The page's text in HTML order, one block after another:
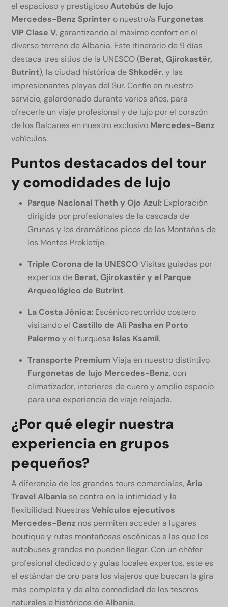
el espacioso y prestigiosoAutobús de lujo
Mercedes-Benz Sprinter o nuestro/a Furgonetas
VIP Clase V, garantizando el máximo confort en el
diverso terreno de Albania. Este itinerario de 9 días
destaca tres sitios de la UNESCO (Berat, Gjirokastër,
Butrint), la ciudad histórica de Shkodër, y las
impresionantes playas del Sur. Confíe en nuestro
servicio, galardonado durante varios años, para
ofrecerle un viaje profesional y de lujo por el corazón
de los Balcanes en nuestro exclusivo Mercedes-Benz
vehículos.
Puntos destacados del tour
y comodidades de lujo
Parque Nacional Theth y Ojo Azul: Exploración
dirigida por profesionales de la cascada de
Grunas y los dramáticos picos de las Montañas de
los Montes Prokletije.
Triple Corona de la UNESCO Visitas guiadas por
expertos de Berat, Gjirokastër y el Parque
Arqueológico de Butrint.
La Costa Jónica: Escénico recorrido costero
visitando el Castillo de Alí Pasha en Porto
Palermo y el turquesa Islas Ksamil.
Transporte Premium Viaja en nuestro distintivo
Furgonetas de lujo Mercedes-Benz, con
climatizador, interiores de cuero y amplio espacio
para una experiencia de viaje relajada.
¿Por qué elegir nuestra
experiencia en grupos
pequeños?
A diferencia de los grandes tours comerciales, Aria
Travel Albania se centra en la intimidad y la
flexibilidad. Nuestras Vehículos ejecutivos
Mercedes-Benz nos permiten acceder a lugares
boutique y rutas montañosas escénicas a las que los
autobuses grandes no pueden llegar. Con un chófer
profesional dedicado y guías locales expertos, este es
el estándar de oro para los viajeros que buscan la gira
más completa y de alta comodidad de los tesoros
naturales e históricos de Albania.